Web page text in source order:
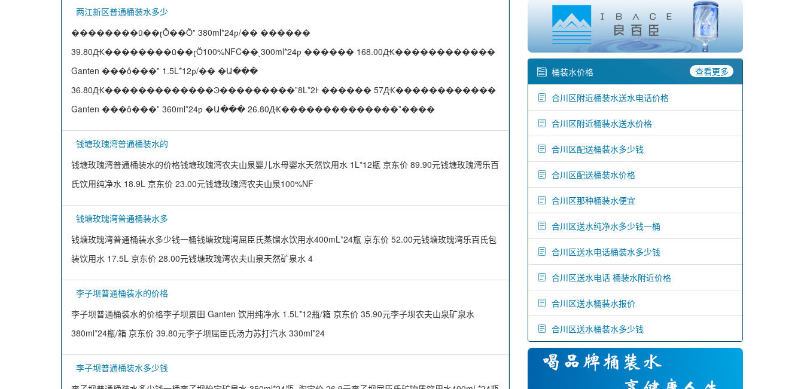
两江新区普通桶装水多少
��������ũ��ɽȪ��Ȫˮ 380ml*24ƿ/�� ������
39.80Ԫ��������ũ��ɽȪ100%NFC��֭ 300ml*24ƿ ������ 168.00Ԫ������������
Ganten ���ô���ˮ 1.5L*12ƿ/�� �Ա���
36.80Ԫ�������������Ͽ���������ˮ8L*2Ͱ ������ 57Ԫ������������
Ganten ���ô���ˮ 360ml*24ƿ �Ա��� 26.80Ԫ��������������ˮ����
钱塘玫瑰湾普通桶装水的
钱塘玫瑰湾普通桶装水的价格钱塘玫瑰湾农夫山泉婴儿水母婴水天然饮用水 1L*12瓶 京东价 89.90元钱塘玫瑰湾乐百
氏饮用纯净水 18.9L 京东价 23.00元钱塘玫瑰湾农夫山泉100%NF
钱塘玫瑰湾普通桶装水多
钱塘玫瑰湾普通桶装水多少钱一桶钱塘玫瑰湾屈臣氏蒸馏水饮用水400mL*24瓶 京东价 52.00元钱塘玫瑰湾乐百氏包
装饮用水 17.5L 京东价 28.00元钱塘玫瑰湾农夫山泉天然矿泉水 4
李子坝普通桶装水的价格
李子坝普通桶装水的价格李子坝景田 Ganten 饮用纯净水 1.5L*12瓶/箱 京东价 35.90元李子坝农夫山泉矿泉水
380ml*24瓶/箱 京东价 39.80元李子坝屈臣氏汤力苏打汽水 330ml*24
李子坝普通桶装水多少钱
桶装水价格 查看更多
合川区附近桶装水送水电话价格
合川区附近桶装水送水价格
合川区配送桶装水多少钱
合川区配送桶装水价格
合川区那种桶装水便宜
合川区送水纯净水多少钱一桶
合川区送水电话桶装水多少钱
合川区送水电话 桶装水附近价格
合川区送水桶装水报价
合川区送水桶装水多少钱